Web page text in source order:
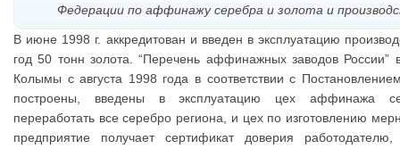
Федерации по аффинажу серебра и золота и
В июне 1998 г. аккредитован и введен в эксплуатацию
год 50 тонн золота. “Перечень аффинажных заводов
Колымы с августа 1998 года в соответствии с
построены, введены в эксплуатацию цех аффинажа
переработать все серебро региона, и цех по изготовлению
предприятие получает сертификат доверия